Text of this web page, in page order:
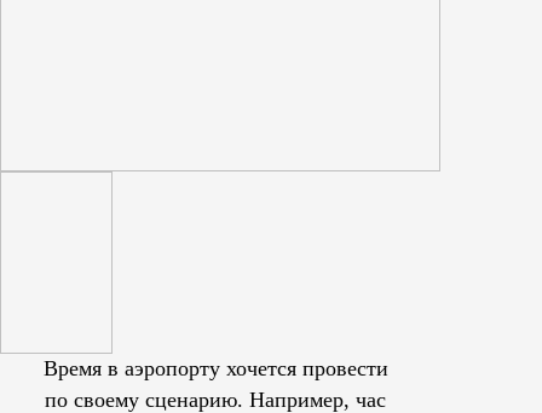
Время в аэропорту хочется провести
по своему сценарию. Например, час